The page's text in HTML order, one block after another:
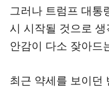
그러나 트럼프 대통
시 시작될 것으로
안감이 다소 잦아드
최근 약세를 보이던